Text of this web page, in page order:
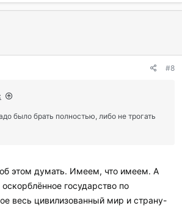
#8
было брать полностью, либо не трогать
этом думать. Имеем, что имеем. А
государство по
весь цивилизованный мир и страну-